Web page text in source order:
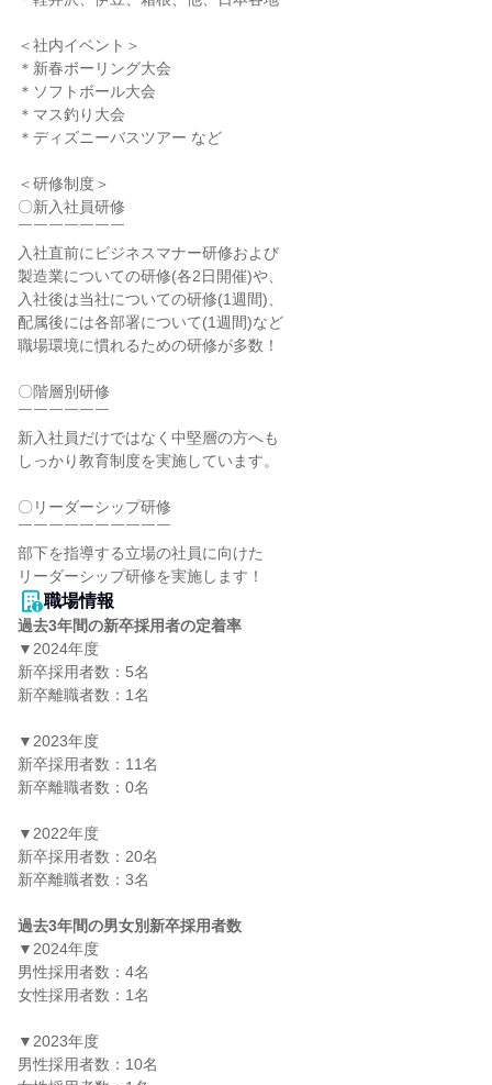
＜社内イベント＞
＊新春ボーリング大会
＊ソフトボール大会
＊マス釣り大会
＊ディズニーバスツアー など
＜研修制度＞
〇新入社員研修
￣￣￣￣￣￣￣
入社直前にビジネスマナー研修および
製造業についての研修(各2日開催)や、
入社後は当社についての研修(1週間)、
配属後には各部署について(1週間)など
職場環境に慣れるための研修が多数！
〇階層別研修
￣￣￣￣￣￣
新入社員だけではなく中堅層の方へも
しっかり教育制度を実施しています。
〇リーダーシップ研修
￣￣￣￣￣￣￣￣￣￣
部下を指導する立場の社員に向けた
リーダーシップ研修を実施します！
職場情報
過去3年間の新卒採用者の定着率
▼2024年度
新卒採用者数：5名
新卒離職者数：1名
▼2023年度
新卒採用者数：11名
新卒離職者数：0名
▼2022年度
新卒採用者数：20名
新卒離職者数：3名
過去3年間の男女別新卒採用者数
▼2024年度
男性採用者数：4名
女性採用者数：1名
▼2023年度
男性採用者数：10名